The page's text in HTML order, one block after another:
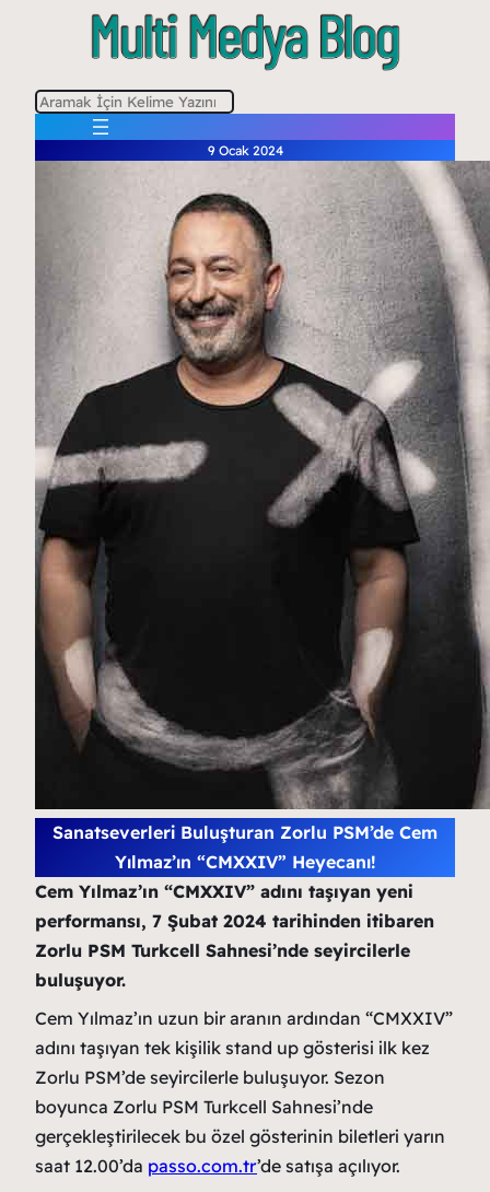
A
a
9 Ocak 2024
Sanatseverleri Buluşturan Zorlu PSM’de Cem
Yılmaz’ın “CMXXIV” Heyecanı!
Cem Yılmaz’ın “CMXXIV” adını taşıyan yeni
performansı, 7 Şubat 2024 tarihinden itibaren
Zorlu PSM Turkcell Sahnesi’nde seyircilerle
buluşuyor.
Cem Yılmaz’ın uzun bir aranın ardından “CMXXIV”
adını taşıyan tek kişilik stand up gösterisi ilk kez
Zorlu PSM’de seyircilerle buluşuyor. Sezon
boyunca Zorlu PSM Turkcell Sahnesi’nde
gerçekleştirilecek bu özel gösterinin biletleri yarın
saat 12.00’da passo.com.tr’de satışa açılıyor.